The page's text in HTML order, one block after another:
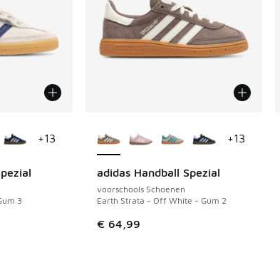
3
+13
adidas Handball Spezial
voorschools Schoenen
Earth Strata - Off White - Gum 2
€ 64,99
+13